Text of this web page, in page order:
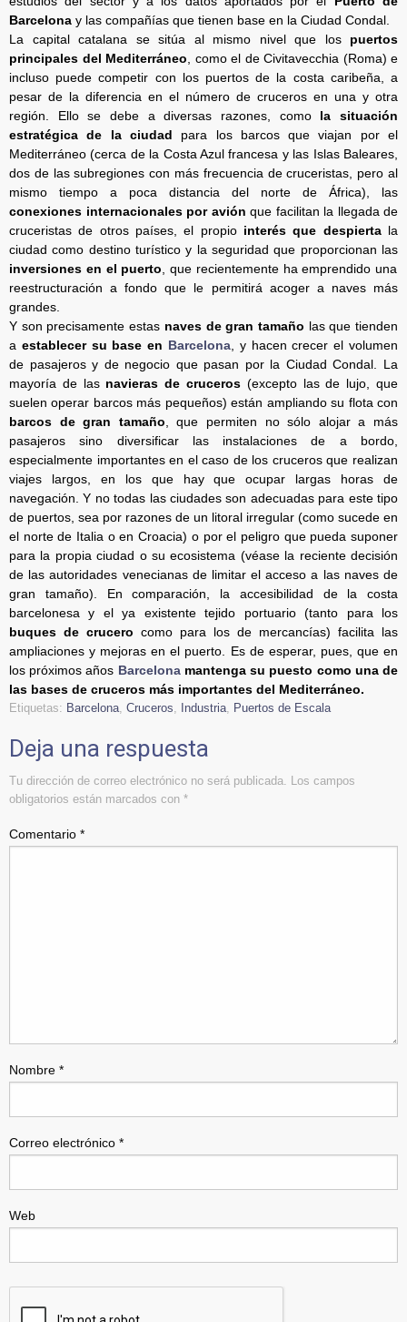
Barcelona y las compañías que tienen base en la Ciudad Condal.
La capital catalana se sitúa al mismo nivel que los puertos
principales del Mediterráneo, como el de Civitavecchia (Roma) e
incluso puede competir con los puertos de la costa caribeña, a
pesar de la diferencia en el número de cruceros en una y otra
región. Ello se debe a diversas razones, como la situación
estratégica de la ciudad para los barcos que viajan por el
Mediterráneo (cerca de la Costa Azul francesa y las Islas Baleares,
dos de las subregiones con más frecuencia de cruceristas, pero al
mismo tiempo a poca distancia del norte de África), las
conexiones internacionales por avión que facilitan la llegada de
cruceristas de otros países, el propiointerés que despiertala
ciudad como destino turístico y la seguridad que proporcionan las
inversiones en el puerto, que recientemente ha emprendido una
reestructuración a fondo que le permitirá acoger a naves más
grandes.
Y son precisamente estas naves de gran tamaño las que tienden
a establecer su base en Barcelona, y hacen crecer el volumen
de pasajeros y de negocio que pasan por la Ciudad Condal. La
mayoría de las navieras de cruceros (excepto las de lujo, que
suelen operar barcos más pequeños) están ampliando su flota con
barcos de gran tamaño, que permiten no sólo alojar a más
pasajeros sino diversificar las instalaciones de a bordo,
especialmente importantes en el caso de los cruceros que realizan
viajes largos, en los que hay que ocupar largas horas de
navegación. Y no todas las ciudades son adecuadas para este tipo
de puertos, sea por razones de un litoral irregular (como sucede en
el norte de Italia o en Croacia) o por el peligro que pueda suponer
para la propia ciudad o su ecosistema (véase la reciente decisión
de las autoridades venecianas de limitar el acceso a las naves de
gran tamaño). En comparación, la accesibilidad de la costa
barcelonesa y el ya existente tejido portuario (tanto para los
buques de crucero como para los de mercancías) facilita las
ampliaciones y mejoras en el puerto. Es de esperar, pues, que en
los próximos años Barcelonamantenga su puesto como una de
las bases de cruceros más importantes del Mediterráneo.
Etiquetas: Barcelona, Cruceros, Industria, Puertos de Escala
Deja una respuesta
Tu dirección de correo electrónico no será publicada. Los campos
obligatorios están marcados con *
Comentario *
Nombre *
Correo electrónico *
Web